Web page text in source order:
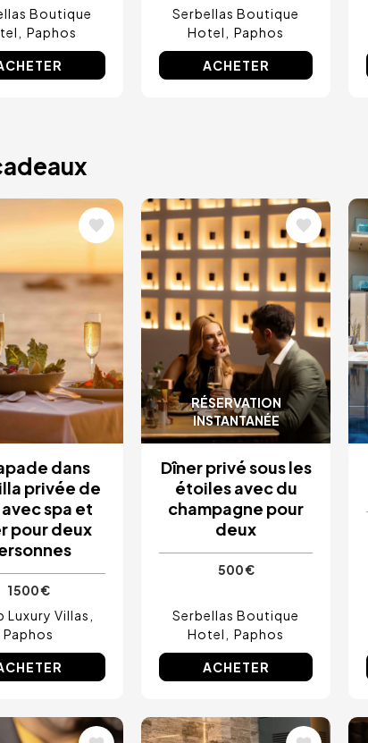
Boutique
Paphos
Serbellas Boutique
Hotel
Paphos
ACHETER
dans
privée de
spa et
pour deux
1 500 €
Luxury Villas
Paphos
RÉSERVATION
INSTANTANÉE
Image
Dîner privé sous les
étoiles avec du
champagne pour
deux
500 €
Serbellas Boutique
Hotel
Paphos
ACHETER